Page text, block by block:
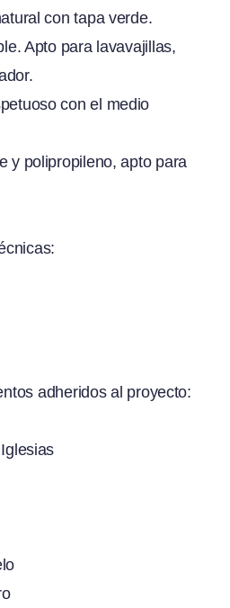
con tapa verde.
Apto para lavavajillas,
con el medio
y polipropileno, apto para
adheridos al proyecto: